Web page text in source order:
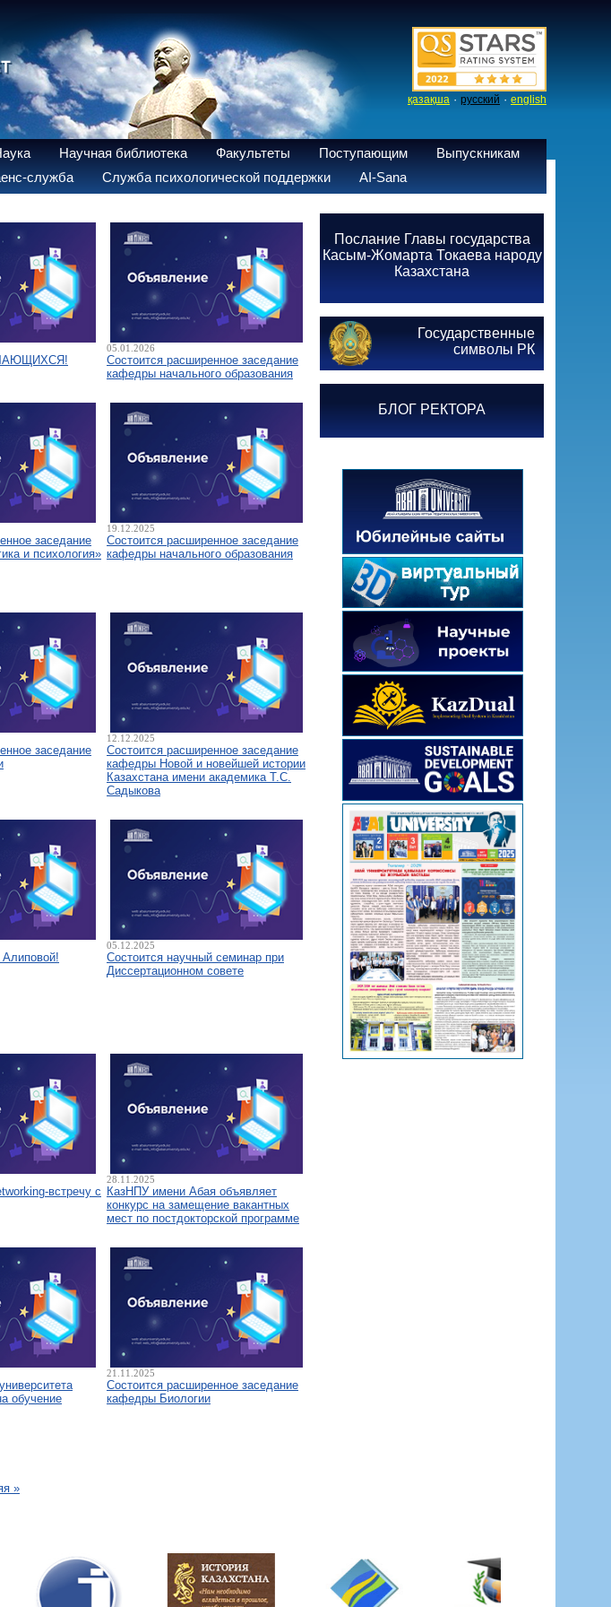
қазақша · русский · english
Научная библиотека Факультеты Поступающим
Выпускникам
служба Служба психологической поддержки AI-Sana
05.01.2026
Состоится расширенное заседание
кафедры начального образования
заседание
и психология»
19.12.2025
Состоится расширенное заседание
кафедры начального образования
заседание
12.12.2025
Состоится расширенное заседание
кафедры Новой и новейшей истории
Казахстана имени академика Т.С.
Садыкова
05.12.2025
Состоится научный семинар при
Диссертационном совете
встречу с
28.11.2025
КазНПУ имени Абая объявляет
конкурс на замещение вакантных
мест по постдокторской программе
обучение
21.11.2025
Состоится расширенное заседание
кафедры Биологии
»
Послание Главы государства
Касым-Жомарта Токаева народу
Казахстана
Государственные
символы РК
БЛОГ РЕКТОРА